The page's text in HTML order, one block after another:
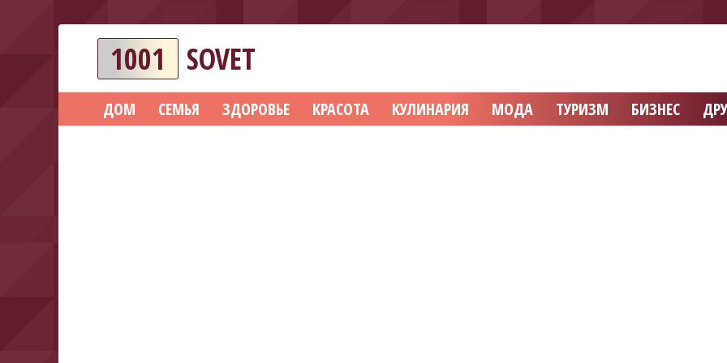
1001 SOVET
ДОМ СЕМЬЯ ЗДОРОВЬЕ КРАСОТА КУЛИНАРИЯ МОДА ТУРИЗМ БИЗНЕС